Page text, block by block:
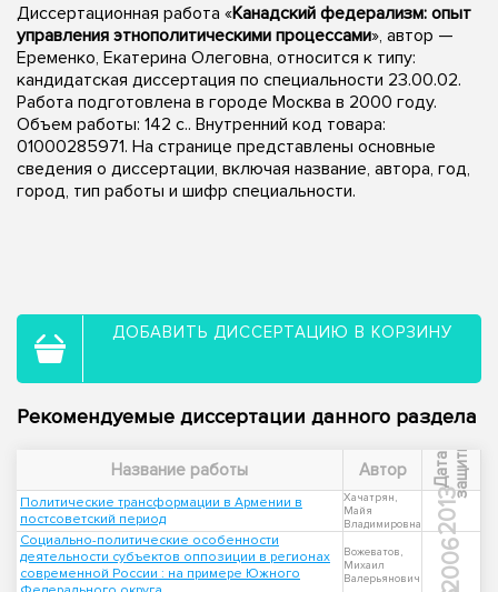
Диссертационная работа «Канадский федерализм: опыт
управления этнополитическими процессами», автор —
Еременко, Екатерина Олеговна, относится к типу:
кандидатская диссертация по специальности 23.00.02.
Работа подготовлена в городе Москва в 2000 году.
Объем работы: 142 с.. Внутренний код товара:
01000285971. На странице представлены основные
сведения о диссертации, включая название, автора, год,
город, тип работы и шифр специальности.
ДОБАВИТЬ ДИССЕРТАЦИЮ В КОРЗИНУ
Рекомендуемые диссертации данного раздела
Название работы Автор Д
а
т
а
з
а
щ
и
т ы
Политические трансформации в Армении в
постсоветский период
Хачатрян,
Майя
Владимировна
2013
Социально-политические особенности
деятельности субъектов оппозиции в регионах
современной России : на примере Южного
Вожеватов,
Михаил
Валерьянович
2006